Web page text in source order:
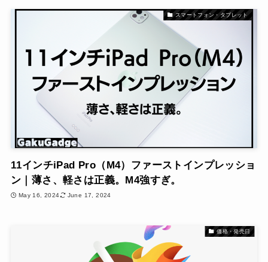
スマートフォン・タブレット
11インチiPad Pro（M4）ファーストインプレッショ
ン｜薄さ、軽さは正義。M4強すぎ。
May 16, 2024 June 17, 2024
価格・発売日